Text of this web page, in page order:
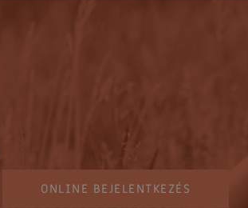
ONLINE BEJELENTKEZÉS